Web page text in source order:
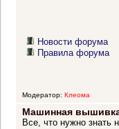
Новости форума
Правила форума
Модератор: Клеома
Машинная вышивка
Все, что нужно